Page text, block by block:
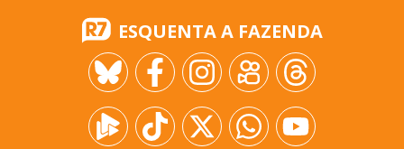
ESQUENTA A FAZENDA